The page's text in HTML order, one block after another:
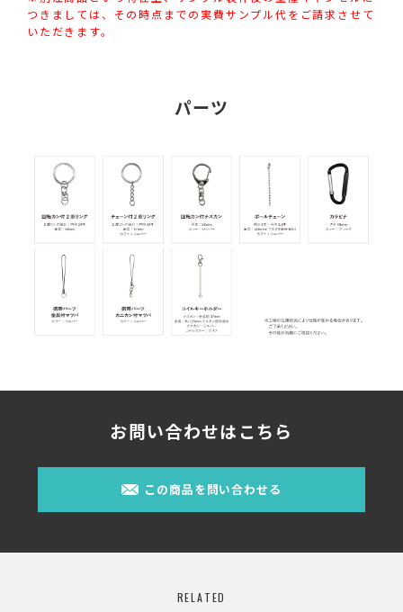
つきましては、その時点までの実費サンプル代をご請求させて
いただきます。
パーツ
お問い合わせはこちら
この商品を問い合わせる
RELATED